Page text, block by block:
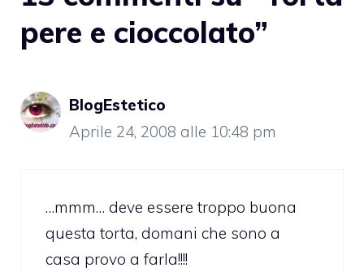
pere e cioccolato”
BlogEstetico
Aprile 24, 2008 alle 10:48 pm
…mmm… deve essere troppo buona
questa torta, domani che sono a
casa provo a farla!!!!